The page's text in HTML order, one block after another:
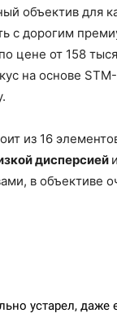
объектив для
с дорогим
цене от 158
на основе
из 16
дисперсией и
в объективе